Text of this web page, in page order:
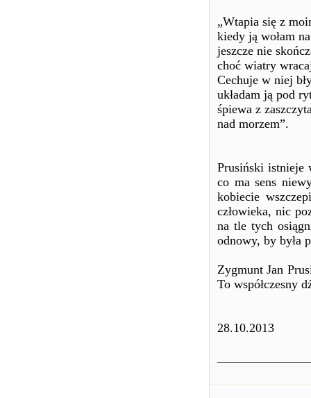
„Wtapia się z
kiedy ją wołam
jeszcze nie
choć wiatry
Cechuje w niej
układam ją pod
śpiewa z
nad morzem”.
Prusiński istnieje
co ma sens
kobiecie
człowieka, nic
na tle tych
odnowy, by była
Zygmunt Jan
To współczesny
28.10.2013